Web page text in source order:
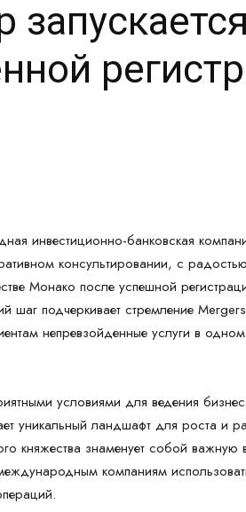
инвестиционно-банковская
консультировании, с
Монако после успешной
шаг подчеркивает стремление
непревзойденные услуги в
условиями для ведения
уникальный ландшафт для роста и
княжества знаменует собой важную
компаниям